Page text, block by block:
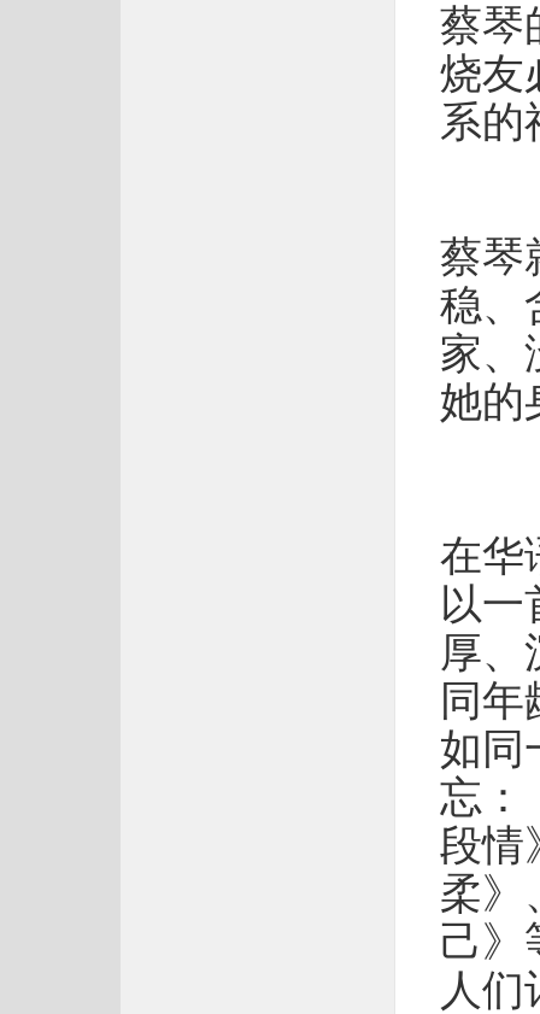
蔡琴
烧友
系
蔡琴
稳、
家、
她的
在华
以
厚、
同
如同
忘：
段情
柔》
己》
人